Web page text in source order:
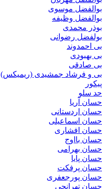
ابوالفضل موسوی
ابوالفضل وظیفه
ابوذر محمدی
ابولفضل رضوانی
ابی احمدوند
ابی بهبودی
ابی صادقی
ابی و فرشاد جمشیدی (ریمیکس)
اپیکور
احد سلو
احسان آریا
احسان اردستانی
احسان اسماعیلی
احسان افشاری
احسان بااوج
احسان بهرامی
احسان پایا
احسان پرفکت
احسان پورجعفری
احسان تهرانجی